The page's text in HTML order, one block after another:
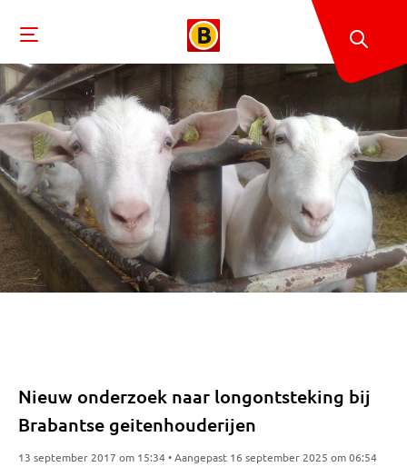
Nieuw onderzoek naar longontsteking bij
Brabantse geitenhouderijen
13 september 2017 om 15:34 • Aangepast 16 september 2025 om 06:54